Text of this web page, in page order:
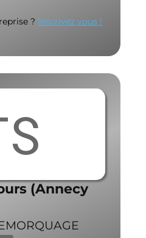
? Inscrivez vous !
(Annecy